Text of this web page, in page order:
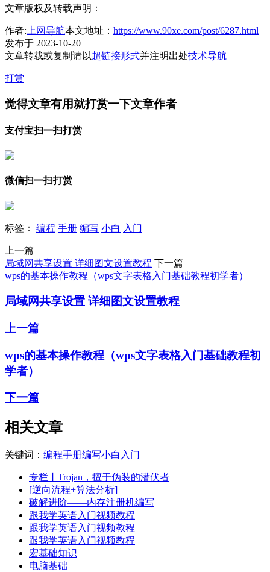
文章版权及转载声明：
作者: 上网导航本文地址： https://www.90xe.com/post/6287.html
发布于 2023-10-20
文章转载或复制请以超链接形式并注明出处技术导航
打赏
觉得文章有用就打赏一下文章作者
支付宝扫一扫打赏
微信扫一扫打赏
标签： 编程 手册 编写 小白 入门
上一篇
局域网共享设置 详细图文设置教程 下一篇
wps的基本操作教程（wps文字表格入门基础教程初学者）
局域网共享设置 详细图文设置教程
上一篇
wps的基本操作教程（wps文字表格入门基础教程初
学者）
下一篇
相关文章
关键词： 编程手册编写小白 入门
专栏丨Trojan，擅于伪装的潜伏者
[逆向流程+算法分析]
破解进阶——内存注册机编写
跟我学英语入门视频教程
跟我学英语入门视频教程
跟我学英语入门视频教程
宏基础知识
电脑基础